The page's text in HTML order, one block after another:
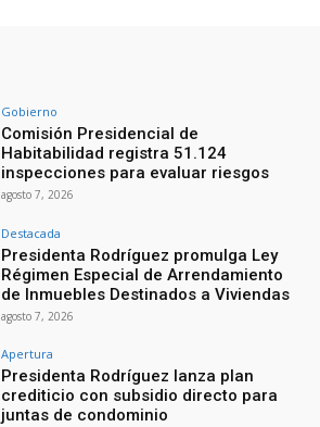
Gobierno
Comisión Presidencial de
Habitabilidad registra 51.124
inspecciones para evaluar riesgos
agosto 7, 2026
Destacada
Presidenta Rodríguez promulga Ley
Régimen Especial de Arrendamiento
de Inmuebles Destinados a Viviendas
agosto 7, 2026
Apertura
Presidenta Rodríguez lanza plan
crediticio con subsidio directo para
juntas de condominio